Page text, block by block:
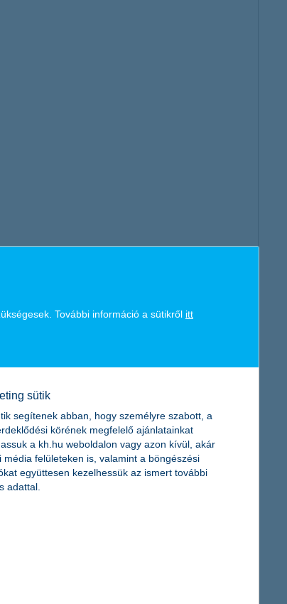
További információ a sütikről itt
sütik
segítenek abban, hogy személyre szabott, a
körének megfelelő ajánlatainkat
a kh.hu weboldalon vagy azon kívül, akár
média felületeken is, valamint a böngészési
együttesen kezelhessük az ismert további
adattal.